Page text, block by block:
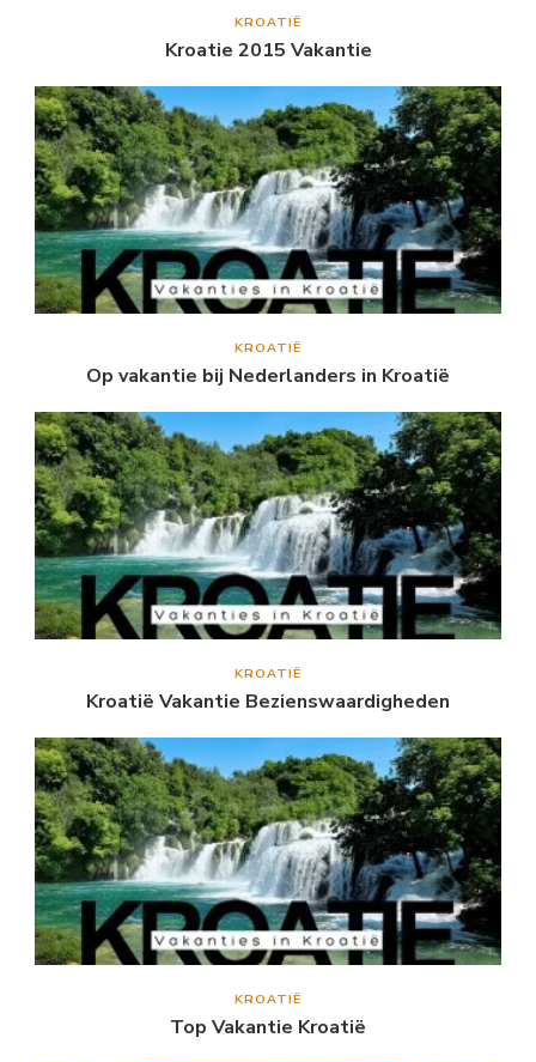
KROATIË
Kroatie 2015 Vakantie
KROATIË
Op vakantie bij Nederlanders in Kroatië
KROATIË
Kroatië Vakantie Bezienswaardigheden
KROATIË
Top Vakantie Kroatië